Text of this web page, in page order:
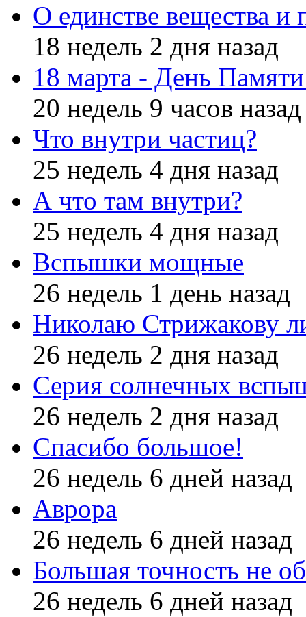
О единстве вещества и
18 недель 2 дня назад
18 марта - День
20 недель 9 часов назад
Что внутри частиц?
25 недель 4 дня назад
А что там внутри?
25 недель 4 дня назад
Вспышки мощные
26 недель 1 день назад
Николаю Стрижакову
26 недель 2 дня назад
Серия солнечных
26 недель 2 дня назад
Спасибо большое!
26 недель 6 дней назад
Аврора
26 недель 6 дней назад
Большая точность не
26 недель 6 дней назад